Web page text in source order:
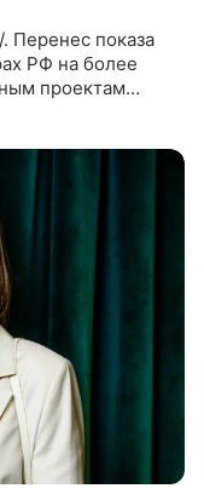
показа
РФ на более
проектам